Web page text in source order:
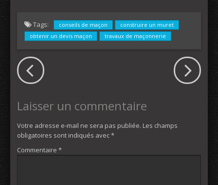
Tags: conseils de maçon
construire un muret
obtenir un devis maçon
travaux de maçonnerie
Laisser un commentaire
Votre adresse e-mail ne sera pas publiée. Les champs
obligatoires sont indiqués avec*
Commentaire *